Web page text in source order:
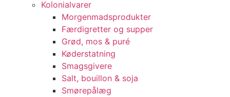
Kolonialvarer
Morgenmadsprodukter
Færdigretter og supper
Grød, mos & puré
Køderstatning
Smagsgivere
Salt, bouillon & soja
Smørepålæg